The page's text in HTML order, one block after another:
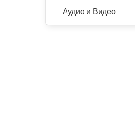
Аудио и Видео